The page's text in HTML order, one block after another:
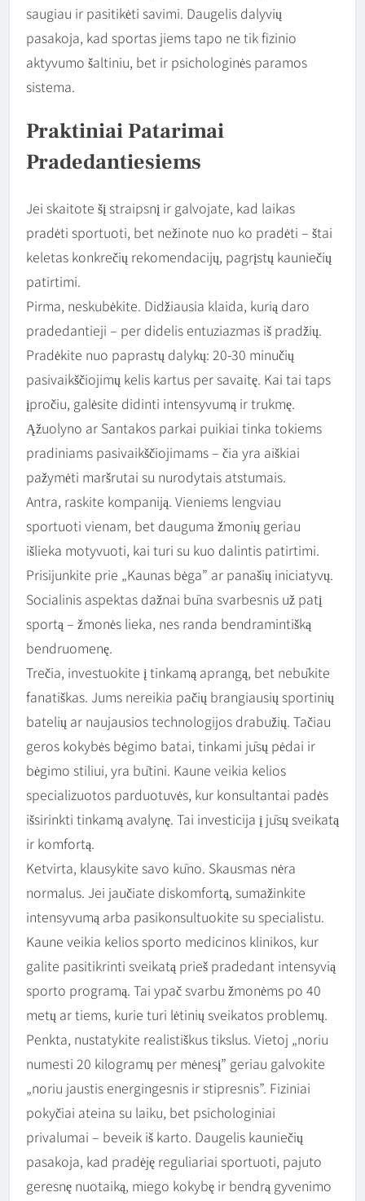
saugiau ir pasitikėti savimi. Daugelis dalyvių
pasakoja, kad sportas jiems tapo ne tik fizinio
aktyvumo šaltiniu, bet ir psichologinės paramos
sistema.
Praktiniai Patarimai
Pradedantiesiems
Jei skaitote šį straipsnį ir galvojate, kad laikas
pradėti sportuoti, bet nežinote nuo ko pradėti – štai
keletas konkrečių rekomendacijų, pagrįstų kauniečių
patirtimi.
Pirma, neskubėkite. Didžiausia klaida, kurią daro
pradedantieji – per didelis entuziazmas iš pradžių.
Pradėkite nuo paprastų dalykų: 20-30 minučių
pasivaikščiojimų kelis kartus per savaitę. Kai tai taps
įpročiu, galėsite didinti intensyvumą ir trukmę.
Ąžuolyno ar Santakos parkai puikiai tinka tokiems
pradiniams pasivaikščiojimams – čia yra aiškiai
pažymėti maršrutai su nurodytais atstumais.
Antra, raskite kompaniją. Vieniems lengviau
sportuoti vienam, bet dauguma žmonių geriau
išlieka motyvuoti, kai turi su kuo dalintis patirtimi.
Prisijunkite prie „Kaunas bėga” ar panašių iniciatyvų.
Socialinis aspektas dažnai būna svarbesnis už patį
sportą – žmonės lieka, nes randa bendramintišką
bendruomenę.
Trečia, investuokite į tinkamą aprangą, bet nebūkite
fanatiškas. Jums nereikia pačių brangiausių sportinių
batelių ar naujausios technologijos drabužių. Tačiau
geros kokybės bėgimo batai, tinkami jūsų pėdai ir
bėgimo stiliui, yra būtini. Kaune veikia kelios
specializuotos parduotuvės, kur konsultantai padės
išsirinkti tinkamą avalynę. Tai investicija į jūsų sveikatą
ir komfortą.
Ketvirta, klausykite savo kūno. Skausmas nėra
normalus. Jei jaučiate diskomfortą, sumažinkite
intensyvumą arba pasikonsultuokite su specialistu.
Kaune veikia kelios sporto medicinos klinikos, kur
galite pasitikrinti sveikatą prieš pradedant intensyvią
sporto programą. Tai ypač svarbu žmonėms po 40
metų ar tiems, kurie turi lėtinių sveikatos problemų.
Penkta, nustatykite realistiškus tikslus. Vietoj „noriu
numesti 20 kilogramų per mėnesį” geriau galvokite
„noriu jaustis energingesnis ir stipresnis”. Fiziniai
pokyčiai ateina su laiku, bet psichologiniai
privalumai – beveik iš karto. Daugelis kauniečių
pasakoja, kad pradėję reguliariai sportuoti, pajuto
geresnę nuotaiką, miego kokybę ir bendrą gyvenimo